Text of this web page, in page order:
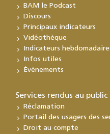
BAM le Podcast
Discours
Principaux indicateurs
Vidéothèque
Indicateurs
Infos utiles
Événements
Services rendus au public
Réclamation
Portail des usagers des
Droit au compte